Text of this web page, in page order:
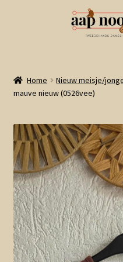
naar
navigatie
de
Welkom
Winkel
Mijn account
Winkelmand
Linkjes
Home Nieuw meisje/
mauve nieuw (0526vee)